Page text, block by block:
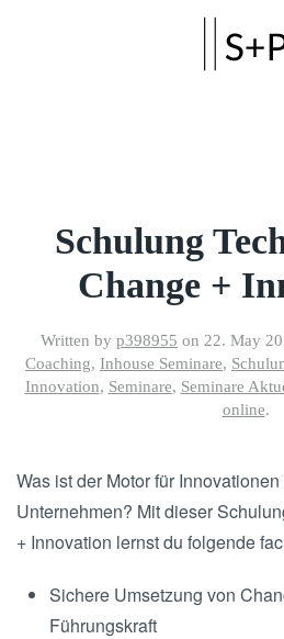
Schulung
Change +
Written by p398955 on 22. May
Coaching, Inhouse Seminare,
Innovation, Seminare, Seminare
online.
Was ist der Motor für
Unternehmen? Mit dieser
+ Innovation lernst du folgende
Sichere Umsetzung von
Führungskraft